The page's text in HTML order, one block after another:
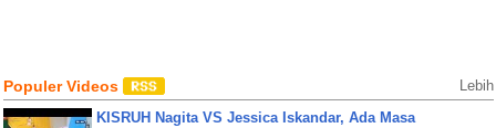
Populer Videos Lebih
KISRUH Nagita VS Jessica Iskandar, Ada Masa